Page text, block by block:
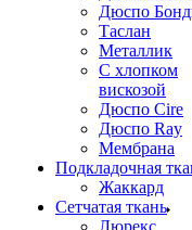
Дюспо
Таслан
Металлик
С хлопком
вискозой
Дюспо Cire
Дюспо Ray
Мембрана
Подкладочная
Жаккард
Сетчатая ткань
Люрекс